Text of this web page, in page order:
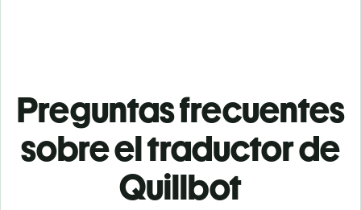
Preguntas frecuentes
sobre el traductor de
Quillbot